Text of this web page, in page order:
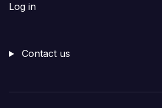
Log in
Contact us